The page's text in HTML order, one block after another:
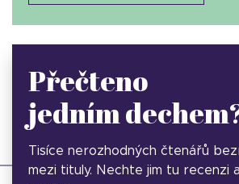
Přečteno
jedním
Tisíce nerozhodných čtenářů
mezi tituly. Nechte jim tu recenzi